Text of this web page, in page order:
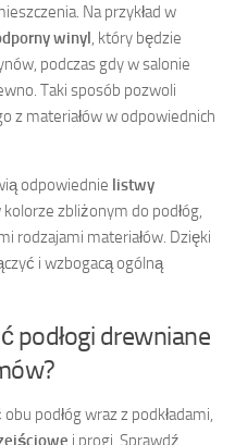
Na przykład w
winyl , który będzie
podczas gdy w salonie
Taki sposób pozwoli
z materiałów w odpowiednich
odpowiednie listwy
zbliżonym do podłóg,
rodzajami materiałów. Dzięki
i wzbogacą ogólną
podłogi drewniane
podłóg wraz z podkładami,
i progi. Sprawdź